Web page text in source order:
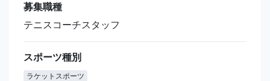
募集職種
テニスコーチスタッフ
スポーツ種別
ラケットスポーツ